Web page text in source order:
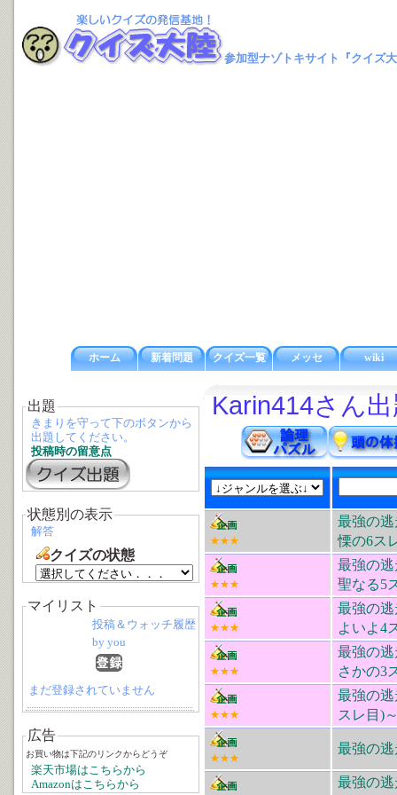
参加型ナゾトキサイト『クイズ
ホーム 新着問題 クイズ一覧 メッセ wiki
出題
きまりを守って下のボタンから
出題してください。
投稿時の留意点
状態別の表示
解答
クイズの状態
マイリスト
投稿＆ウォッチ履歴
by you
まだ登録されていません
広告
お買い物は下記のリンクからどうぞ
楽天市場はこちらから
Amazonはこちらから
Karin414さん
★★★
最強の
慄の6ス
★★★
最強の
聖なる5
★★★
最強の
よいよ4
★★★
最強の
さかの3
★★★
最強の
スレ目)
★★★
最強の
最強の